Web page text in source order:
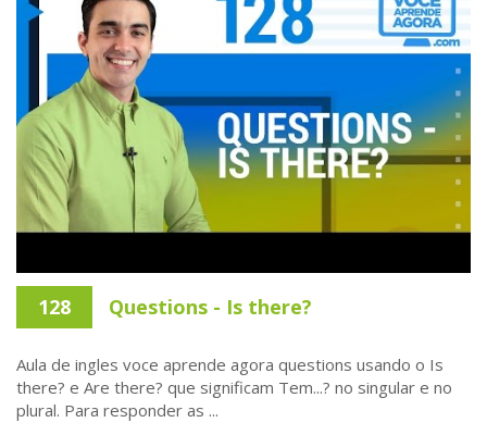
128 Questions - Is there?
Aula de ingles voce aprende agora questions usando o Is
there? e Are there? que significam Tem...? no singular e no
plural. Para responder as ...